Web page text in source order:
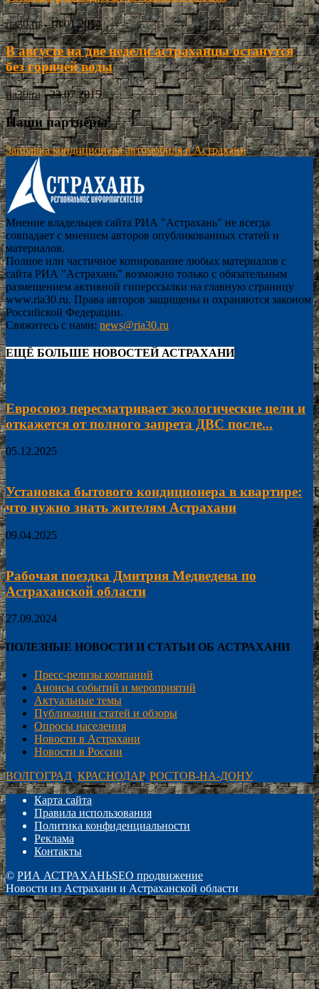
ria30.ru - 18.01.2014
В августе на две недели астраханцы останутся
без горячей воды
ria30.ru - 23.07.2015
Наши партнёры
Заправка кондиционера автомобиля в Астрахани
Мнение владельцев сайта РИА "Астрахань" не всегда
совпадает с мнением авторов опубликованных статей и
материалов.
Полное или частичное копирование любых материалов с
сайта РИА "Астрахань" возможно только с обязательным
размещением активной гиперссылки на главную страницу
www.ria30.ru. Права авторов защищены и охраняются законом
Российской Федерации.
Свяжитесь с нами: news@ria30.ru
ЕЩЁ БОЛЬШЕ НОВОСТЕЙ АСТРАХАНИ
Евросоюз пересматривает экологические цели и
откажется от полного запрета ДВС после...
05.12.2025
Установка бытового кондиционера в квартире:
что нужно знать жителям Астрахани
09.04.2025
Рабочая поездка Дмитрия Медведева по
Астраханской области
27.09.2024
ПОЛЕЗНЫЕ НОВОСТИ И СТАТЬИ ОБ АСТРАХАНИ
Пресс-релизы компаний
Анонсы событий и мероприятий
Актуальные темы
Публикации статей и обзоры
Опросы населения
Новости в Астрахани
Новости в России
ВОЛГОГРАД, КРАСНОДАР, РОСТОВ-НА-ДОНУ
Карта сайта
Правила использования
Политика конфиденциальности
Реклама
Контакты
© РИА АСТРАХАНЬSEO продвижение
Новости из Астрахани и Астраханской области